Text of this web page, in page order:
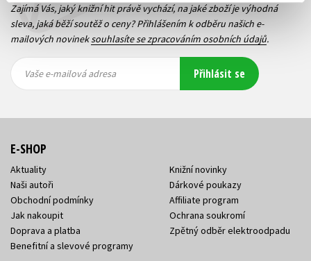
Zajímá Vás, jaký knižní hit právě vychází, na jaké zboží je výhodná
sleva, jaká běží soutěž o ceny? Přihlášením k odběru našich e-
mailových novineksouhlasíte se zpracováním osobních údajů.
mailová
mailová
Vaše e-mailová adresa Přihlásit se
E-SHOP
Aktuality
Naši autoři
Obchodní podmínky
Jak nakoupit
Doprava a platba
Benefitní a slevové programy
Knižní novinky
Dárkové poukazy
Affiliate program
Ochrana soukromí
Zpětný odběr elektroodpadu